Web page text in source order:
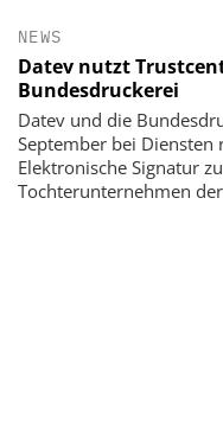
NEWS
Datev nutzt
Bundesdruckerei
Datev und die
September bei
Elektronische Signatur
Tochterunternehmen